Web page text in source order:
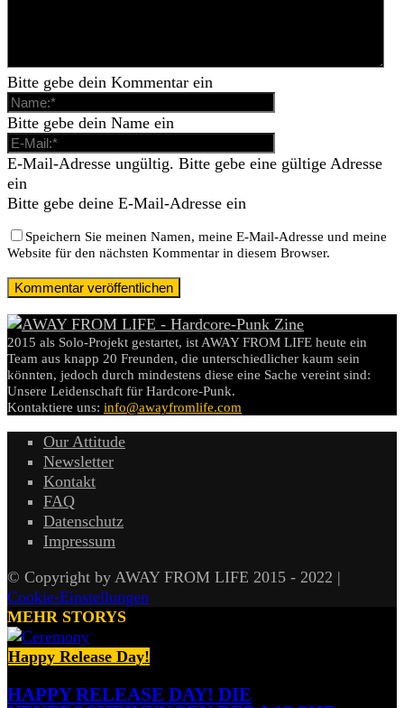
Bitte gebe dein Kommentar ein
Bitte gebe dein Name ein
E-Mail-Adresse ungültig. Bitte gebe eine gültige Adresse
ein
Bitte gebe deine E-Mail-Adresse ein
Speichern Sie meinen Namen, meine E-Mail-Adresse und meine
Website für den nächsten Kommentar in diesem Browser.
2015 als Solo-Projekt gestartet, ist AWAY FROM LIFE heute ein
Team aus knapp 20 Freunden, die unterschiedlicher kaum sein
könnten, jedoch durch mindestens diese eine Sache vereint sind:
Unsere Leidenschaft für Hardcore-Punk.
Kontaktiere uns: info@awayfromlife.com
Our Attitude
Newsletter
Kontakt
FAQ
Datenschutz
Impressum
© Copyright by AWAY FROM LIFE 2015 - 2022 |
Cookie-Einstellungen
MEHR STORYS
Happy Release Day!
HAPPY RELEASE DAY! DIE